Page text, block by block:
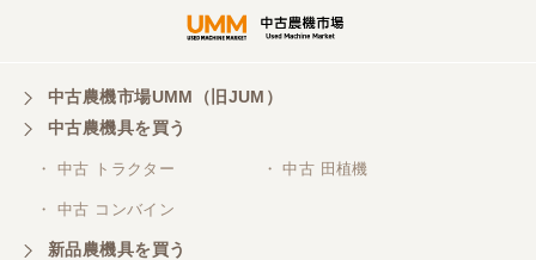
中古農機市場UMM（旧JUM）
中古農機具を買う
・ 中古 トラクター ・ 中古 田植機
・ 中古 コンバイン
新品農機具を買う